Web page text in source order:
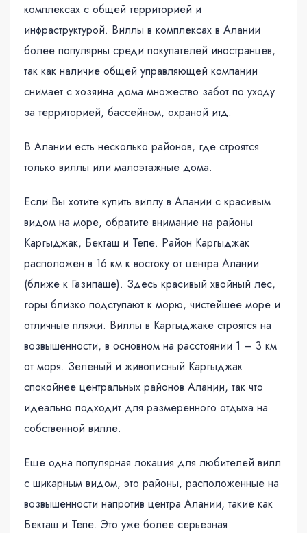
комплексах с общей территорией и
инфраструктурой. Виллы в комплексах в Алании
более популярны среди покупателей иностранцев,
так как наличие общей управляющей компании
снимает с хозяина дома множество забот по уходу
за территорией, бассейном, охраной итд.
В Алании есть несколько районов, где строятся
только виллы или малоэтажные дома.
Если Вы хотите купить виллу в Алании с красивым
видом на море, обратите внимание на районы
Каргыджак, Бекташ и Тепе. Район Каргыджак
расположен в 16 км к востоку от центра Алании
(ближе к Газипаше). Здесь красивый хвойный лес,
горы близко подступают к морю, чистейшее море и
отличные пляжи. Виллы в Каргыджаке строятся на
возвышенности, в основном на расстоянии 1 – 3 км
от моря. Зеленый и живописный Каргыджак
спокойнее центральных районов Алании, так что
идеально подходит для размеренного отдыха на
собственной вилле.
Еще одна популярная локация для любителей вилл
с шикарным видом, это районы, расположенные на
возвышенности напротив центра Алании, такие как
Бекташ и Тепе. Это уже более серьезная